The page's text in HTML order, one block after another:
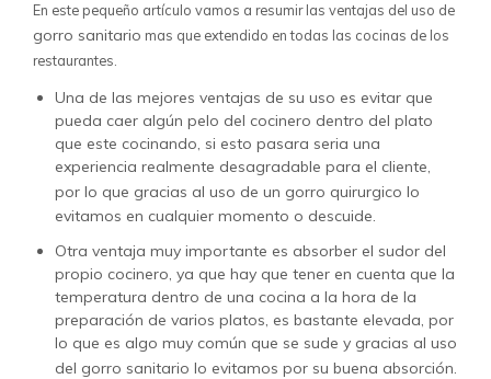
En este pequeño artículo vamos a resumir las ventajas del uso de
gorro sanitario mas que extendido en todas las cocinas de los
restaurantes.
Una de las mejores ventajas de su uso es evitar que
pueda caer algún pelo del cocinero dentro del plato
que este cocinando, si esto pasara seria una
experiencia realmente desagradable para el cliente,
por lo que gracias al uso de un gorro quirurgico lo
evitamos en cualquier momento o descuide.
Otra ventaja muy importante es absorber el sudor del
propio cocinero, ya que hay que tener en cuenta que la
temperatura dentro de una cocina a la hora de la
preparación de varios platos, es bastante elevada, por
lo que es algo muy común que se sude y gracias al uso
del gorro sanitario lo evitamos por su buena absorción.